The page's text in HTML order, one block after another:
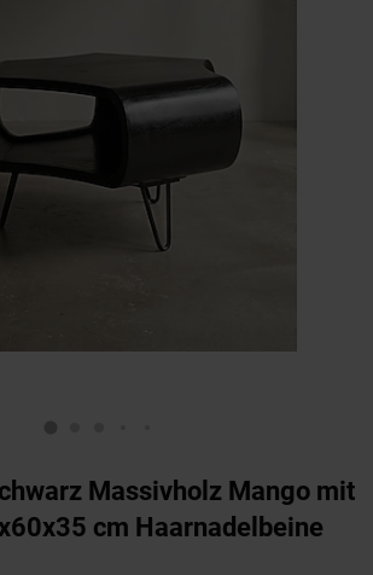
Massivholz Mango mit
cm Haarnadelbeine